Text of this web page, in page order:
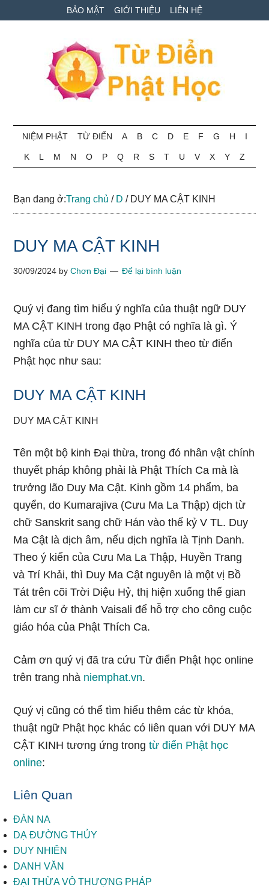
to
to
qua
BẢO MẬT GIỚI THIỆU LIÊN HỆ
Từ
điển
Phật
học
ngữ
NIỆM PHẬT TỪ ĐIỂN A B C D E F G H I
K L M N O P Q R S T U V X Y Z
Bạn đang ở:Trang chủ / D /DUY MA CẬT KINH
DUY MA CẬT KINH
30/09/2024 byChơn Đại Để lại bình luận
Quý vị đang tìm hiểu ý nghĩa của thuật ngữ DUY
MA CẬT KINH trong đạo Phật có nghĩa là gì. Ý
nghĩa của từ DUY MA CẬT KINH theo từ điển
Phật học như sau:
DUY MA CẬT KINH
DUY MA CẬT KINH
Tên một bộ kinh Đại thừa, trong đó nhân vật chính
thuyết pháp không phải là Phật Thích Ca mà là
trưởng lão Duy Ma Cật. Kinh gồm 14 phẩm, ba
quyển, do Kumarajiva (Cưu Ma La Thập) dịch từ
chữ Sanskrit sang chữ Hán vào thế kỷ V TL. Duy
Ma Cật là dịch âm, nếu dịch nghĩa là Tịnh Danh.
Theo ý kiến của Cưu Ma La Thập, Huyền Trang
và Trí Khải, thì Duy Ma Cật nguyên là một vị Bồ
Tát trên cõi Trời Diệu Hỷ, thị hiện xuống thế gian
làm cư sĩ ở thành Vaisali để hỗ trợ cho công cuộc
giáo hóa của Phật Thích Ca.
Cảm ơn quý vị đã tra cứu Từ điển Phật học online
trên trang nhà niemphat.vn.
Quý vị cũng có thể tìm hiểu thêm các từ khóa,
thuật ngữ Phật học khác có liên quan với DUY MA
CẬT KINH tương ứng trongtừ điển Phật học
online:
Liên Quan
ĐÀN NA
DẠ ĐƯỜNG THỦY
DUY NHIÊN
DANH VĂN
ĐẠI THỪA VÔ THƯỢNG PHÁP